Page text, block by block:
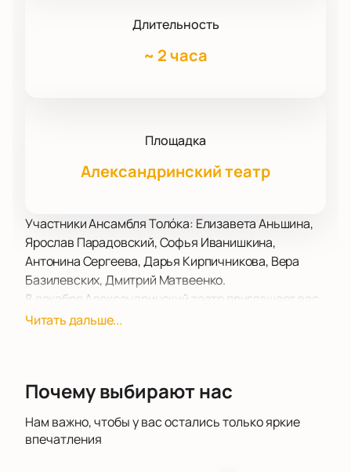
Длительность
~ 2 часа
Площадка
Александринский театр
Участники Ансамбля Толóка: Елизавета Аньшина,
Ярослав Парадовский, Софья Иванишкина,
Антонина Сергеева, Дарья Кирпичникова, Вера
Базилевских, Дмитрий Матвеенко.
8 декабря Александринский театр приглашает вас
на концерт «Неизвестная русская музыка»,
редкие и малоизвестные фольклорные
музыкальных традиций России.
Программа концерта включает в себя сложные и
Читать дальше...
Почему выбирают нас
Нам важно, чтобы у вас остались только яркие
впечатления